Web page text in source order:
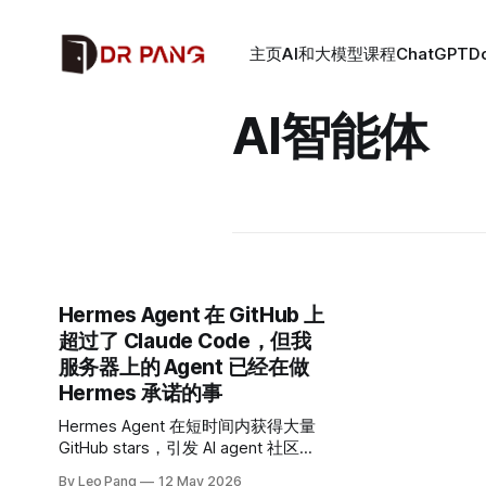
主页AI和大模型课程ChatGPT
AI智能体
Hermes Agent 在 GitHub 上
超过了 Claude Code，但我
服务器上的 Agent 已经在做
Hermes 承诺的事
Hermes Agent 在短时间内获得大量
GitHub stars，引发 AI agent 社区关
By Leo Pang 12 May 2026